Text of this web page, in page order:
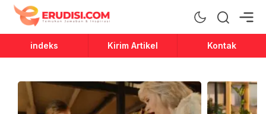
Erudisi
Temukan Jawaban dan Inspirasi
indeks Kirim Artikel Kontak